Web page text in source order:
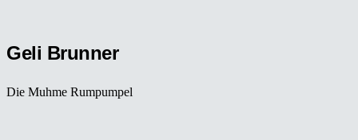
Geli Brunner
Die Muhme Rumpumpel